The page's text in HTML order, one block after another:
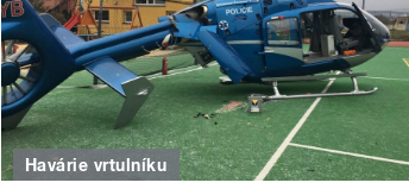
Havárie vrtulníku